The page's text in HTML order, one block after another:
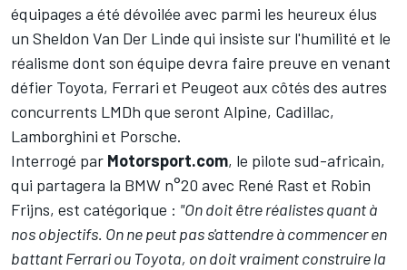
équipages a été dévoilée avec parmi les heureux élus
un Sheldon Van Der Linde qui insiste sur l'humilité et le
réalisme dont son équipe devra faire preuve en venant
défier Toyota, Ferrari et Peugeot aux côtés des autres
concurrents LMDh que seront Alpine, Cadillac,
Lamborghini et Porsche.
Interrogé par Motorsport.com, le pilote sud-africain,
qui partagera la BMW n°20 avec René Rast et Robin
Frijns, est catégorique : "On doit être réalistes quant à
nos objectifs. On ne peut pas s'attendre à commencer en
battant Ferrari ou Toyota, on doit vraiment construire la